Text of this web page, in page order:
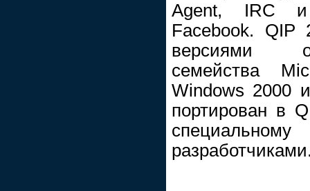
Agent, IRC
Facebook. QIP
версиями
семейства
Windows 2000
портирован в